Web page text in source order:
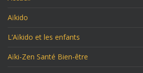
Aïkido
L’Aïkido et les enfants
Aïki-Zen Santé Bien-être